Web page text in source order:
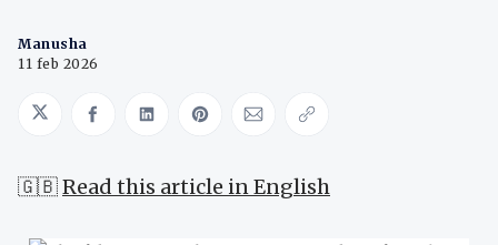
Manusha
11 feb 2026
Share on Twitter
Share on Facebook
Share on LinkedIn
Share on Pinterest
Share via Email
Copy link
🇬🇧Read this article in English